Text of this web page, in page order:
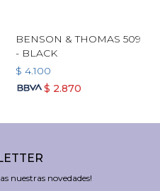
BENSON & THOMAS 509
- BLACK
$ 4.100
$ 2.870
nuestras novedades!